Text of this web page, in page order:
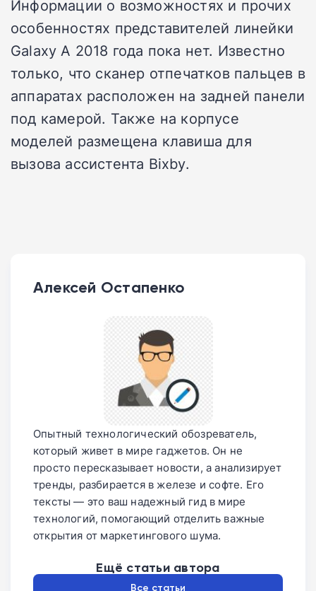
Информации о возможностях и прочих
особенностях представителей линейки
Galaxy A 2018 года пока нет. Известно
только, что сканер отпечатков пальцев в
аппаратах расположен на задней панели
под камерой. Также на корпусе
моделей размещена клавиша для
вызова ассистента Bixby.
Алексей Остапенко
Опытный технологический обозреватель,
который живет в мире гаджетов. Он не
просто пересказывает новости, а анализирует
тренды, разбирается в железе и софте. Его
тексты — это ваш надежный гид в мире
технологий, помогающий отделить важные
открытия от маркетингового шума.
Ещё статьи автора
Все статьи